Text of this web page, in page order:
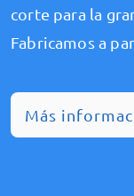
corte para la
Fabricamos a
Más